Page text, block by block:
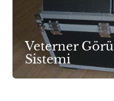
Veterner
Sistemi